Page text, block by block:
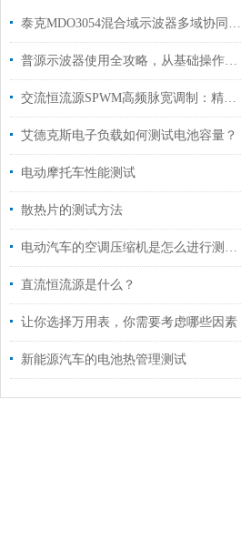
泰克MDO3054混合域示波器多域协同的调试全能王
普源示波器使用全攻略，从基础操作到高级应用
交流恒流源SPWM高频脉宽调制：精准控流与高效能转换的技术突破
艾德克斯电子负载如何测试电池容量？
电动摩托车性能测试
散热片的测试方法
电动汽车的空调压缩机是怎么进行测试的?
直流恒流源是什么？
让你选择万用表，你需要考虑哪些因素
新能源汽车的电池热管理测试